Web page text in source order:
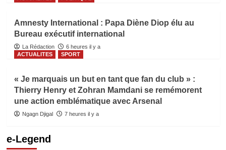
Amnesty International : Papa Diène Diop élu au
Bureau exécutif international
La Rédaction
6 heures il y a
ACTUALITES
SPORT
« Je marquais un but en tant que fan du club » :
Thierry Henry et Zohran Mamdani se remémorent
une action emblématique avec Arsenal
Ngagn Djigal 7 heures il y a
e-Legend